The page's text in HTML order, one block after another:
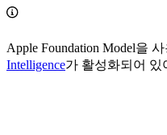
Apple Foundation Model을
Intelligence가 활성화되어 있